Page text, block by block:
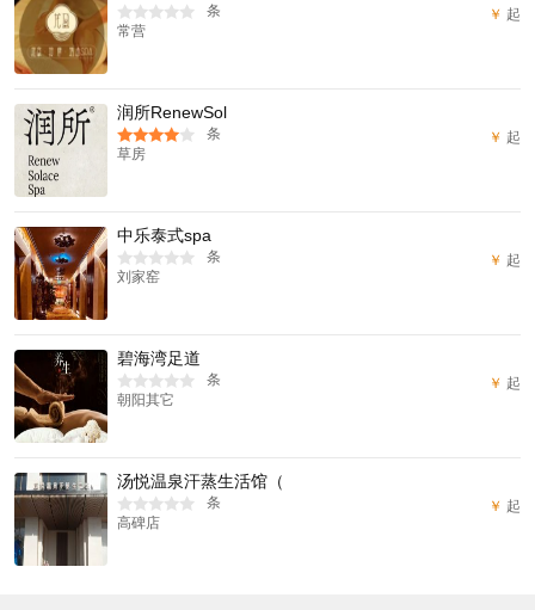
条
常营
￥ 起
润所RenewSol
条
草房
￥ 起
中乐泰式spa
条
刘家窑
￥ 起
碧海湾足道
条
朝阳其它
￥ 起
汤悦温泉汗蒸生活馆（
条
高碑店
￥ 起